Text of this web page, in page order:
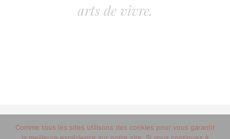
arts de vivre.
© 2012-2020 copyright trucsdemec.fr - blog lifestyle
Comme tous les sites utilisons des cookies pour vous garantir